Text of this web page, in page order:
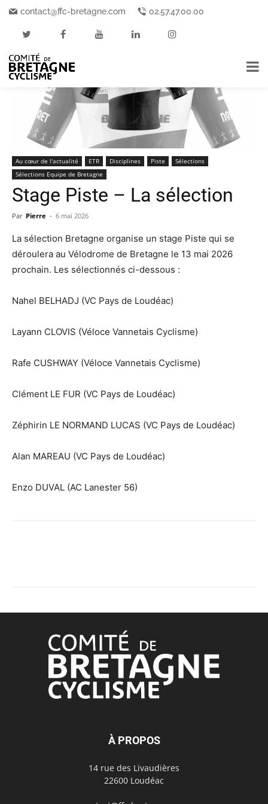
contact@ffc-bretagne.com 02.57.47.00.00
Accueil Au cœur de l'actualité
Au cœur de l'actualité ETR Disciplines Piste
Sélections
Sélections Equipe de Bretagne
Stage Piste – La sélection
Par Pierre - 6 mai 2026
La sélection Bretagne organise un stage Piste qui se
déroulera au Vélodrome de Bretagne le 13 mai 2026
prochain. Les sélectionnés ci-dessous :
Nahel BELHADJ (VC Pays de Loudéac)
Layann CLOVIS (Véloce Vannetais Cyclisme)
Rafe CUSHWAY (Véloce Vannetais Cyclisme)
Clément LE FUR (VC Pays de Loudéac)
Zéphirin LE NORMAND LUCAS (VC Pays de Loudéac)
Alan MAREAU (VC Pays de Loudéac)
Enzo DUVAL (AC Lanester 56)
À PROPOS
14 rue des Livaudières
22600 Loudéac